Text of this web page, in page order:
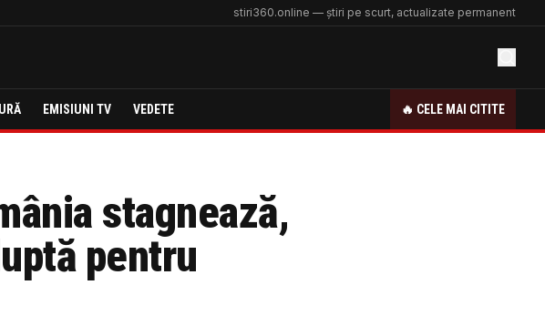
stiri360.online — știri pe scurt, actualizate permanent
EMISIUNI TV VEDETE 🔥 CELE MAI CITITE
stagnează,
pentru